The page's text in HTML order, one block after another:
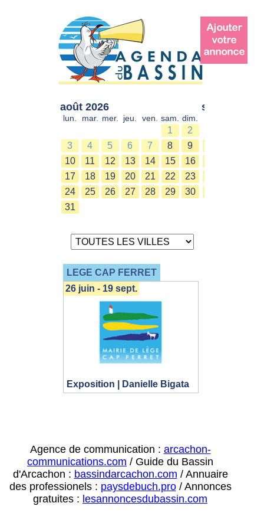
août 2026
lun. mar. mer. jeu. ven. sam. dim.
1
2
3
4 5 6 7 8
9
10
11 12 13 14 15
16
17
18 19 20 21 22
23
24
25 26 27 28 29
30
31
sept. 2026
LEGE CAP FERRET
Exposition | Danielle Bigata
26 juin - 19 sept.
Agence de communication : arcachon-
communications.com / Guide du Bassin
d'Arcachon : bassindarcachon.com / Annuaire
des professionels : paysdebuch.pro/ Annonces
gratuites : lesannoncesdubassin.com